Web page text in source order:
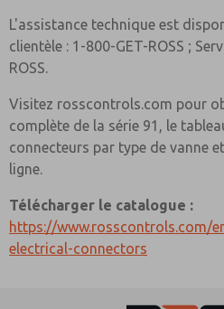
L'assistance technique est
clientèle : 1-800-GET-ROSS ;
ROSS.
Visitez rosscontrols.com pour
complète de la série 91, le
connecteurs par type de vanne
ligne.
Télécharger le catalogue :
https://www.rosscontrols.com/
electrical-connectors